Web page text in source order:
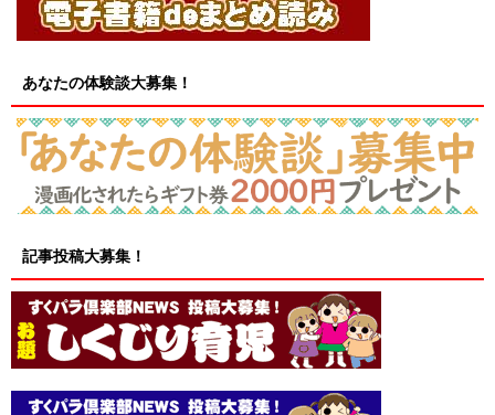
あなたの体験談大募集！
記事投稿大募集！